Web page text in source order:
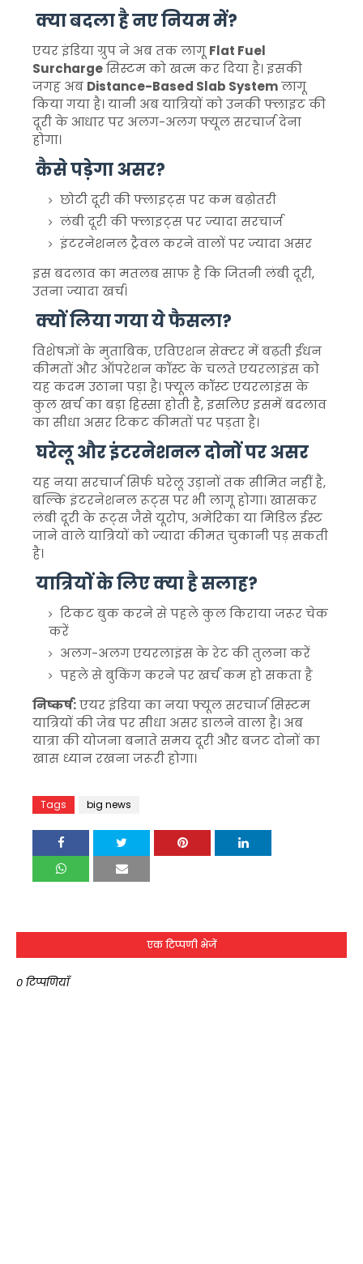
क्या बदला है नए नियम में?
एयर इंडिया ग्रुप ने अब तक लागू Flat Fuel
Surchargeसिस्टम को खत्म कर दिया है। इसकी
जगह अब Distance-Based Slab Systemलागू
किया गया है। यानी अब यात्रियों को उनकी फ्लाइट की
दूरी के आधार पर अलग-अलग फ्यूल सरचार्ज देना
होगा।
कैसे पड़ेगा असर?
छोटी दूरी की फ्लाइट्स पर कम बढ़ोतरी
लंबी दूरी की फ्लाइट्स पर ज्यादा सरचार्ज
इंटरनेशनल ट्रैवल करने वालों पर ज्यादा असर
इस बदलाव का मतलब साफ है कि जितनी लंबी दूरी,
उतना ज्यादा खर्च।
क्यों लिया गया ये फैसला?
विशेषज्ञों के मुताबिक, एविएशन सेक्टर में बढ़ती ईंधन
कीमतों और ऑपरेशन कॉस्ट के चलते एयरलाइंस को
यह कदम उठाना पड़ा है। फ्यूल कॉस्ट एयरलाइंस के
कुल खर्च का बड़ा हिस्सा होती है, इसलिए इसमें बदलाव
का सीधा असर टिकट कीमतों पर पड़ता है।
घरेलू और इंटरनेशनल दोनों पर असर
यह नया सरचार्ज सिर्फ घरेलू उड़ानों तक सीमित नहीं है,
बल्कि इंटरनेशनल रूट्स पर भी लागू होगा। खासकर
लंबी दूरी के रूट्स जैसे यूरोप, अमेरिका या मिडिल ईस्ट
जाने वाले यात्रियों को ज्यादा कीमत चुकानी पड़ सकती
है।
यात्रियों के लिए क्या है सलाह?
टिकट बुक करने से पहले कुल किराया जरूर चेक
करें
अलग-अलग एयरलाइंस के रेट की तुलना करें
पहले से बुकिंग करने पर खर्च कम हो सकता है
निष्कर्ष:एयर इंडिया का नया फ्यूल सरचार्ज सिस्टम
यात्रियों की जेब पर सीधा असर डालने वाला है। अब
यात्रा की योजना बनाते समय दूरी और बजट दोनों का
खास ध्यान रखना जरूरी होगा।
Tags big news
एक टिप्पणी भेजें
0 टिप्पणियाँ